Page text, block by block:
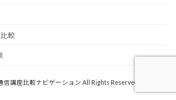
較
講座比較ナビゲーション All Rights Reserved.